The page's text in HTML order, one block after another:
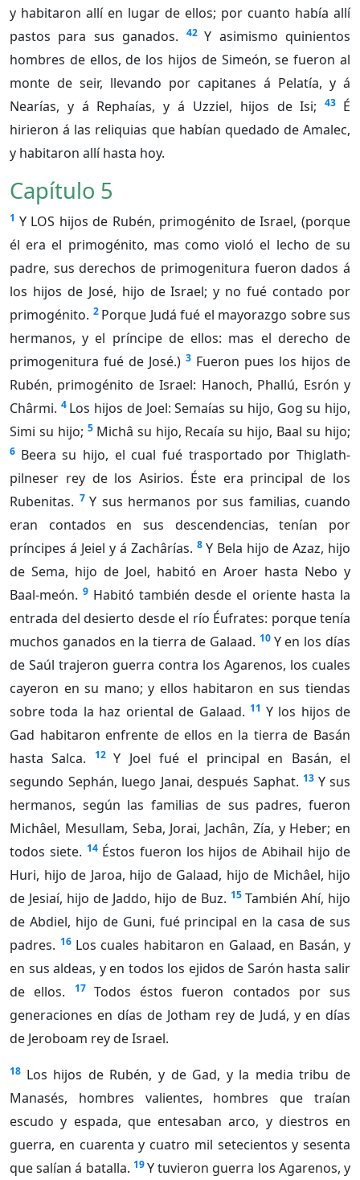
y habitaron allí en lugar de ellos; por cuanto había allí
pastos para sus ganados.
42 Y asimismo quinientos
hombres de ellos, de los hijos de Simeón, se fueron al
monte de seir, llevando por capitanes á Pelatía, y á
Nearías, y á Rephaías, y á Uzziel, hijos de Isi;
43 É
hirieron á las reliquias que habían quedado de Amalec,
y habitaron allí hasta hoy.
Capítulo 5
1 Y LOS hijos de Rubén, primogénito de Israel, (porque
él era el primogénito, mas como violó el lecho de su
padre, sus derechos de primogenitura fueron dados á
los hijos de José, hijo de Israel; y no fué contado por
primogénito. 2 Porque Judá fué el mayorazgo sobre sus
hermanos, y el príncipe de ellos: mas el derecho de
primogenitura fué de José.) 3 Fueron pues los hijos de
Rubén, primogénito de Israel: Hanoch, Phallú, Esrón y
Chârmi. 4 Los hijos de Joel: Semaías su hijo, Gog su hijo,
Simi su hijo; 5 Michâ su hijo, Recaía su hijo, Baal su hijo;
6 Beera su hijo, el cual fué trasportado por Thiglath-
pilneser rey de los Asirios. Éste era principal de los
Rubenitas. 7 Y sus hermanos por sus familias, cuando
eran contados en sus descendencias, tenían por
príncipes á Jeiel y á Zachârías. 8 Y Bela hijo de Azaz, hijo
de Sema, hijo de Joel, habitó en Aroer hasta Nebo y
Baal-meón. 9 Habitó también desde el oriente hasta la
entrada del desierto desde el río Éufrates: porque tenía
muchos ganados en la tierra de Galaad. 10 Y en los días
de Saúl trajeron guerra contra los Agarenos, los cuales
cayeron en su mano; y ellos habitaron en sus tiendas
sobre toda la haz oriental de Galaad. 11 Y los hijos de
Gad habitaron enfrente de ellos en la tierra de Basán
hasta Salca.
12 Y Joel fué el principal en Basán, el
segundo Sephán, luego Janai, después Saphat. 13 Y sus
hermanos, según las familias de sus padres, fueron
Michâel, Mesullam, Seba, Jorai, Jachân, Zía, y Heber; en
todos siete. 14 Éstos fueron los hijos de Abihail hijo de
Huri, hijo de Jaroa, hijo de Galaad, hijo de Michâel, hijo
de Jesiaí, hijo de Jaddo, hijo de Buz. 15 También Ahí, hijo
de Abdiel, hijo de Guni, fué principal en la casa de sus
padres. 16 Los cuales habitaron en Galaad, en Basán, y
en sus aldeas, y en todos los ejidos de Sarón hasta salir
de ellos.
17
Todos éstos fueron contados por sus
generaciones en días de Jotham rey de Judá, y en días
de Jeroboam rey de Israel.
18 Los hijos de Rubén, y de Gad, y la media tribu de
Manasés, hombres valientes, hombres que traían
escudo y espada, que entesaban arco, y diestros en
guerra, en cuarenta y cuatro mil setecientos y sesenta
que salían á batalla. 19Y tuvieron guerra los Agarenos, y